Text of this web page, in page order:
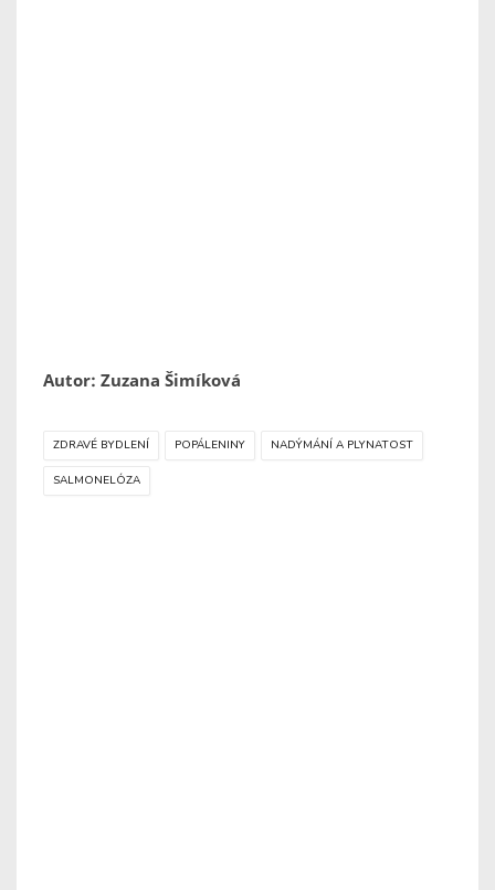
Autor: Zuzana Šimíková
ZDRAVÉ BYDLENÍ POPÁLENINY NADÝMÁNÍ A PLYNATOST
SALMONELÓZA